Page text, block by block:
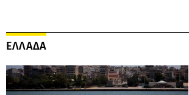
ΕΛΛΑΔΑ